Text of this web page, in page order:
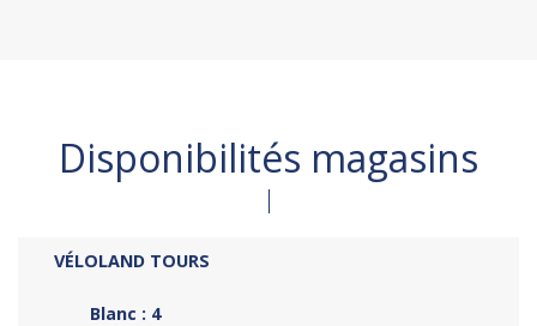
Disponibilités magasins
VÉLOLAND TOURS
Blanc : 4